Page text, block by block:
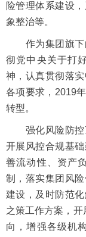
险管理体系建设
象整治等。
作为集团旗下
彻党中央关于打
神，认真贯彻落
各项要求，2019
转型。
强化风险防控
开展风控合规基
善流动性、资产
制，落实集团风
建设，及时防范
之策工作方案，开
向，增强各级机